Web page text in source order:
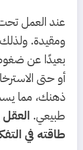
عند العمل
ومقيدة.
بعيدًا عن
أو حتى
ذهنك، مما
طبيعي.
طاقته في